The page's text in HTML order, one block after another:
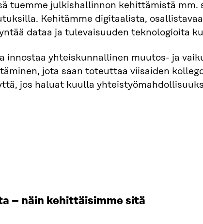
tuemme julkishallinnon kehittämistä
Kehitämme digitaalista,
dataa ja tulevaisuuden teknologioita
innostaa yhteiskunnallinen muutos- ja
jota saan toteuttaa viisaiden
jos haluat kuulla
– näin kehittäisimme sitä